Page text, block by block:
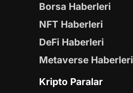
Borsa Haberleri
NFT Haberleri
DeFi Haberleri
Metaverse Haberleri
Kripto Paralar